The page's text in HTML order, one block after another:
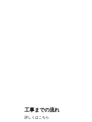
詳しくはこちら
工事までの流れ